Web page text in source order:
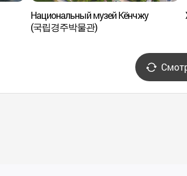
Национальный музей Кёнчжу
(국립경주박물관)